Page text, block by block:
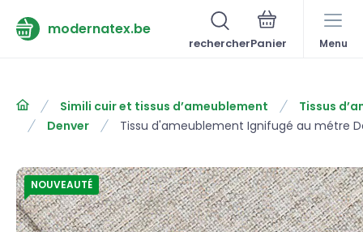
modernatex.be
rechercher Menu
Simili cuir et tissus d’ameublement
Tissus
Denver
Tissu d'ameublement Ignifugé au métre
NOUVEAUTÉ